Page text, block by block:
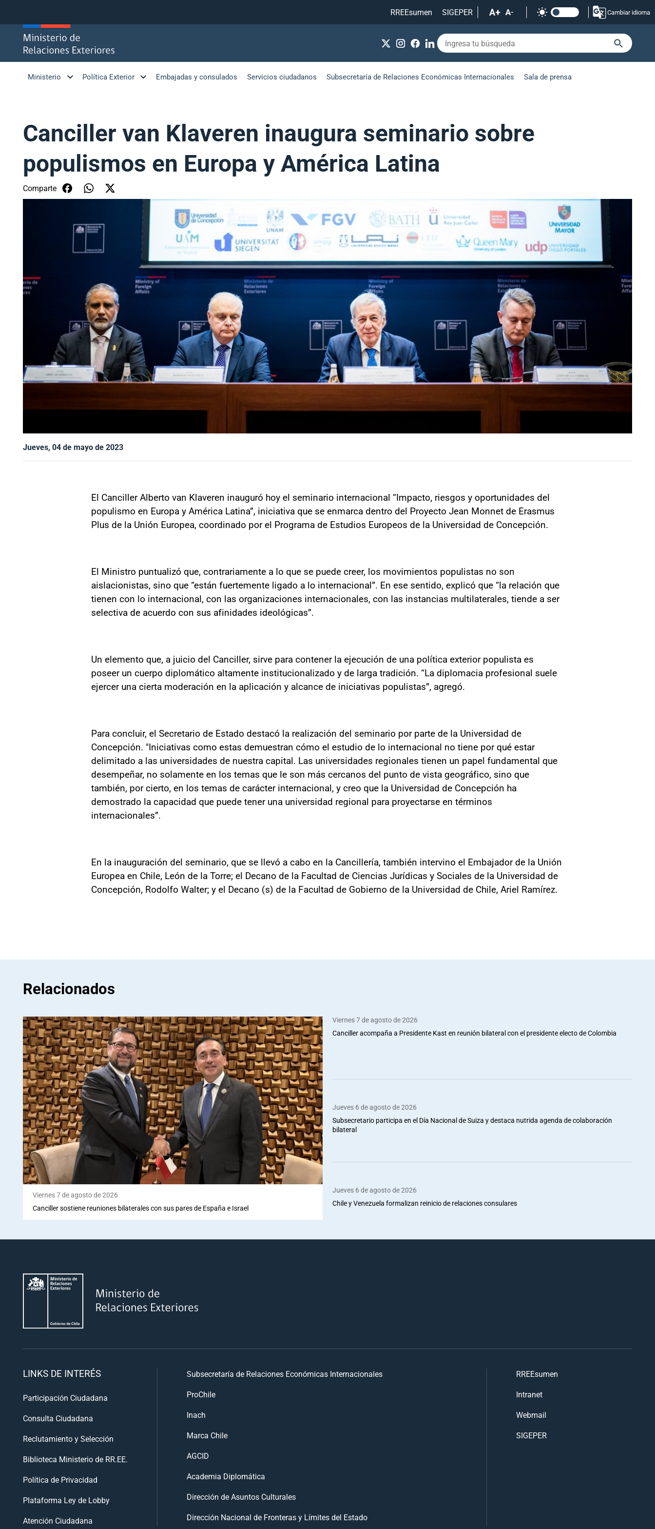
RREEsumen
SIGEPER Cambiar idioma
Ministerio Política Exterior Embajadas y consulados Servicios ciudadanos Subsecretaría de Relaciones Económicas Internacionales Sala de prensa
Canciller van Klaveren inaugura seminario sobre
populismos en Europa y América Latina
Comparte
Jueves, 04 de mayo de 2023
El Canciller Alberto van Klaveren inauguró hoy el seminario internacional “Impacto, riesgos y oportunidades del
populismo en Europa y América Latina”, iniciativa que se enmarca dentro del Proyecto Jean Monnet de Erasmus
Plus de la Unión Europea, coordinado por el Programa de Estudios Europeos de la Universidad de Concepción.
El Ministro puntualizó que, contrariamente a lo que se puede creer, los movimientos populistas no son
aislacionistas, sino que “están fuertemente ligado a lo internacional”. En ese sentido, explicó que “la relación que
tienen con lo internacional, con las organizaciones internacionales, con las instancias multilaterales, tiende a ser
selectiva de acuerdo con sus afinidades ideológicas”.
Un elemento que, a juicio del Canciller, sirve para contener la ejecución de una política exterior populista es
poseer un cuerpo diplomático altamente institucionalizado y de larga tradición. “La diplomacia profesional suele
ejercer una cierta moderación en la aplicación y alcance de iniciativas populistas”, agregó.
Para concluir, el Secretario de Estado destacó la realización del seminario por parte de la Universidad de
Concepción. "Iniciativas como estas demuestran cómo el estudio de lo internacional no tiene por qué estar
delimitado a las universidades de nuestra capital. Las universidades regionales tienen un papel fundamental que
desempeñar, no solamente en los temas que le son más cercanos del punto de vista geográfico, sino que
también, por cierto, en los temas de carácter internacional, y creo que la Universidad de Concepción ha
demostrado la capacidad que puede tener una universidad regional para proyectarse en términos
internacionales”.
En la inauguración del seminario, que se llevó a cabo en la Cancillería, también intervino el Embajador de la Unión
Europea en Chile, León de la Torre; el Decano de la Facultad de Ciencias Jurídicas y Sociales de la Universidad de
Concepción, Rodolfo Walter; y el Decano (s) de la Facultad de Gobierno de la Universidad de Chile, Ariel Ramírez.
Relacionados
Viernes 7 de agosto de 2026
Canciller sostiene reuniones bilaterales con sus pares de España e Israel
Viernes 7 de agosto de 2026
Canciller acompaña a Presidente Kast en reunión bilateral con el presidente electo de Colombia
Jueves 6 de agosto de 2026
Subsecretario participa en el Día Nacional de Suiza y destaca nutrida agenda de colaboración
bilateral
Jueves 6 de agosto de 2026
Chile y Venezuela formalizan reinicio de relaciones consulares
LINKS DE INTERÉS
Participación Ciudadana
Consulta Ciudadana
Reclutamiento y Selección
Biblioteca Ministerio de RR.EE.
Política de Privacidad
Plataforma Ley de Lobby
Atención Ciudadana
Subsecretaría de Relaciones Económicas Internacionales
ProChile
Inach
Marca Chile
AGCID
Academia Diplomática
Dirección de Asuntos Culturales
Dirección Nacional de Fronteras y Límites del Estado
RREEsumen
Intranet
Webmail
SIGEPER